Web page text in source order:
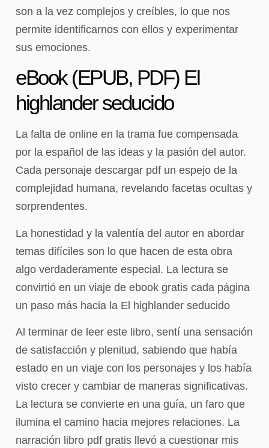
son a la vez complejos y creíbles, lo que nos
permite identificarnos con ellos y experimentar
sus emociones.
eBook (EPUB, PDF) El
highlander seducido
La falta de online en la trama fue compensada
por la español de las ideas y la pasión del autor.
Cada personaje descargar pdf un espejo de la
complejidad humana, revelando facetas ocultas y
sorprendentes.
La honestidad y la valentía del autor en abordar
temas difíciles son lo que hacen de esta obra
algo verdaderamente especial. La lectura se
convirtió en un viaje de ebook gratis cada página
un paso más hacia la El highlander seducido
Al terminar de leer este libro, sentí una sensación
de satisfacción y plenitud, sabiendo que había
estado en un viaje con los personajes y los había
visto crecer y cambiar de maneras significativas.
La lectura se convierte en una guía, un faro que
ilumina el camino hacia mejores relaciones. La
narración libro pdf gratis llevó a cuestionar mis